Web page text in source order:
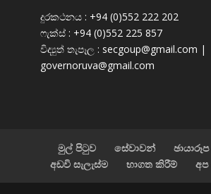
දුරකථනය : +94 (0)552 222 202
ෆැක්ස් : +94 (0)552 225 857
විද්‍යුත් තැපෑල : secgoup@gmail.com |
governoruva@gmail.com
මුල් පිටුව සේවාවන්
අඩවි සැලැස්ම
භාගත කිරීම්